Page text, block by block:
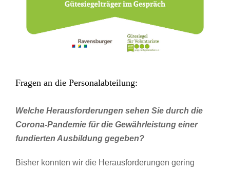
Fragen an die Personalabteilung:
Welche Herausforderungen sehen Sie durch die
Corona-Pandemie für die Gewährleistung einer
fundierten Ausbildung gegeben?
Bisher konnten wir die Herausforderungen gering